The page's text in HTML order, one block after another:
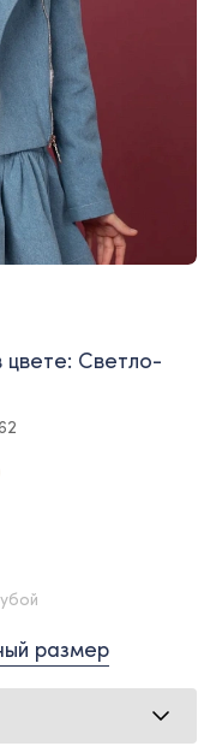
цвете: Светло-
размер